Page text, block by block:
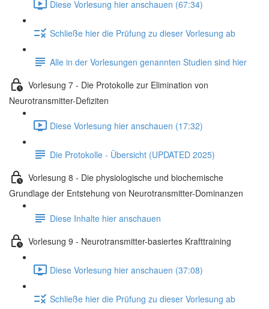
Diese Vorlesung hier anschauen (67:34)
Schließe hier die Prüfung zu dieser Vorlesung ab
Alle in der Vorlesungen genannten Studien sind hier
Vorlesung 7 - Die Protokolle zur Elimination von
Neurotransmitter-Defiziten
Diese Vorlesung hier anschauen (17:32)
Die Protokolle - Übersicht (UPDATED 2025)
Vorlesung 8 - Die physiologische und biochemische
Grundlage der Entstehung von Neurotransmitter-Dominanzen
Diese Inhalte hier anschauen
Vorlesung 9 - Neurotransmitter-basiertes Krafttraining
Diese Vorlesung hier anschauen (37:08)
Schließe hier die Prüfung zu dieser Vorlesung ab